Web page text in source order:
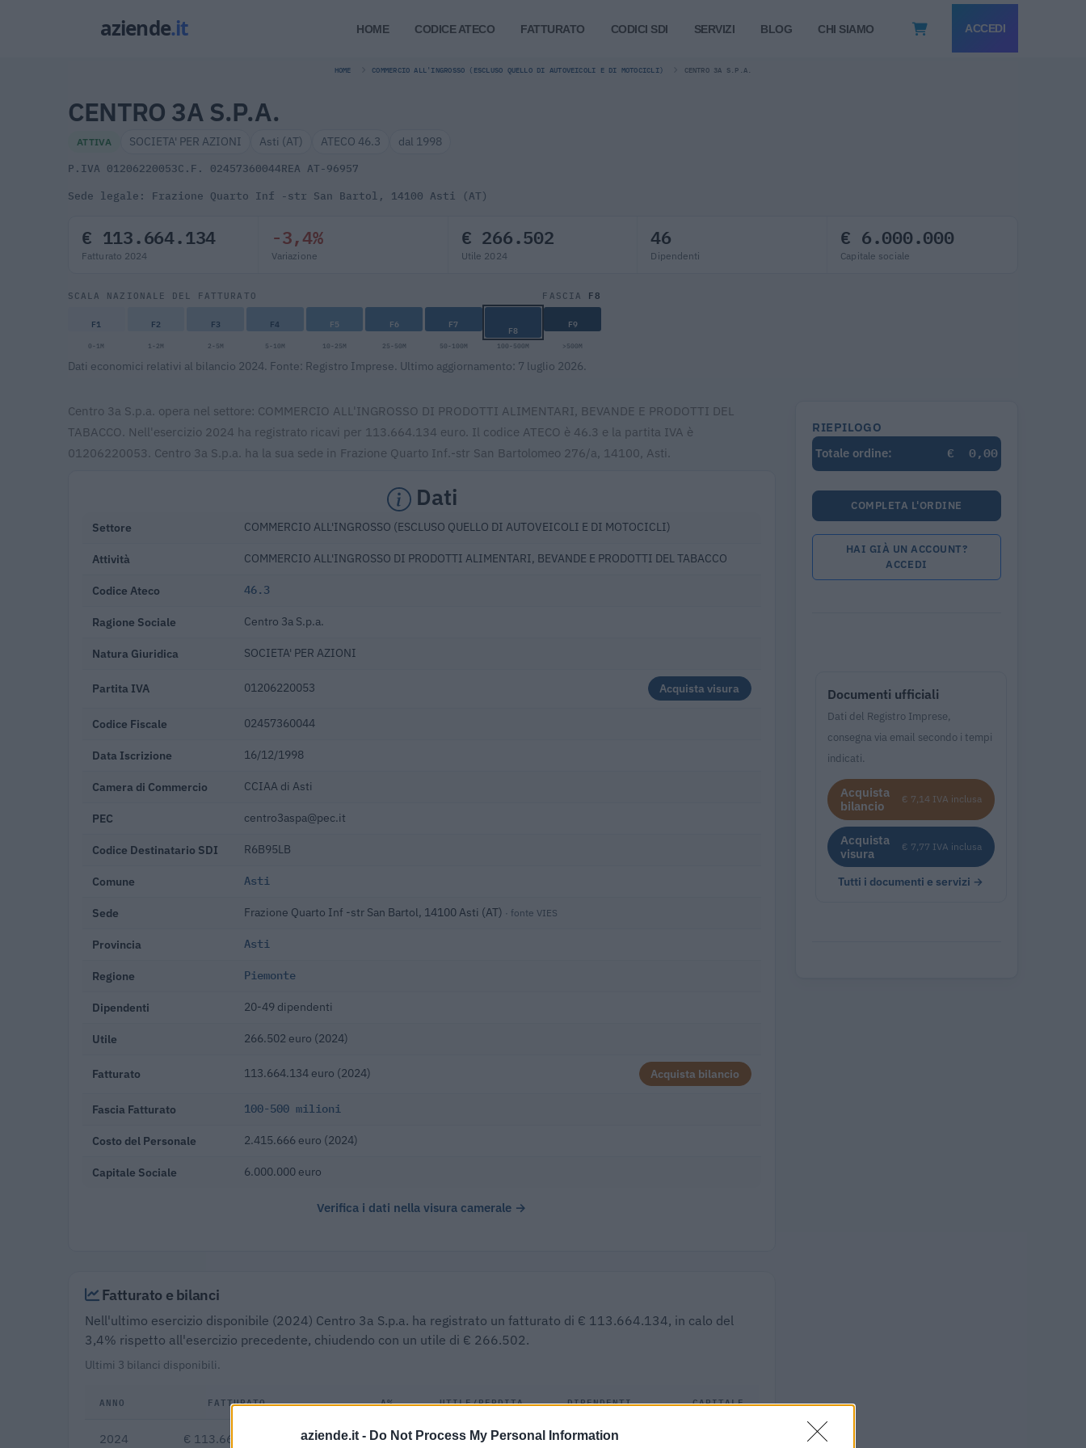
aziende.it - Do Not Process My Personal Information
HOME CODICE ATECO FATTURATO CODICI SDI SERVIZI BLOG CHI SIAMO ACCEDI
HOME COMMERCIO ALL'INGROSSO (ESCLUSO QUELLO DI AUTOVEICOLI E DI MOTOCICLI) CENTRO 3A S.P.A.
CENTRO 3A S.P.A.
ATTIVA SOCIETA' PER AZIONI Asti (AT) ATECO 46.3 dal 1998
P.IVA 01206220053C.F. 02457360044REA AT-96957
Sede legale: Frazione Quarto Inf -str San Bartol, 14100 Asti (AT)
€ 113.664.134
Fatturato 2024
-3,4%
Variazione
€ 266.502
Utile 2024
46
Dipendenti
€ 6.000.000
Capitale sociale
SCALA NAZIONALE DEL FATTURATO FASCIA F8
F1 F2 F3 F4 F5 F6 F7 F8 F9
0-1M 1-2M 2-5M 5-10M 10-25M 25-50M 50-100M 100-500M >500M
Dati economici relativi al bilancio 2024. Fonte: Registro Imprese. Ultimo aggiornamento: 7 luglio 2026.
Centro 3a S.p.a. opera nel settore: COMMERCIO ALL'INGROSSO DI PRODOTTI ALIMENTARI, BEVANDE E PRODOTTI DEL
TABACCO. Nell'esercizio 2024 ha registrato ricavi per 113.664.134 euro. Il codice ATECO è 46.3 e la partita IVA è
01206220053. Centro 3a S.p.a. ha la sua sede in Frazione Quarto Inf.-str San Bartolomeo 276/a, 14100, Asti.
Dati
Settore COMMERCIO ALL'INGROSSO (ESCLUSO QUELLO DI AUTOVEICOLI E DI MOTOCICLI)
Attività COMMERCIO ALL'INGROSSO DI PRODOTTI ALIMENTARI, BEVANDE E PRODOTTI DEL TABACCO
Codice Ateco 46.3
Ragione Sociale Centro 3a S.p.a.
Natura Giuridica SOCIETA' PER AZIONI
Partita IVA 01206220053 Acquista visura
Codice Fiscale 02457360044
Data Iscrizione 16/12/1998
Camera di Commercio CCIAA di Asti
PEC centro3aspa@pec.it
Codice Destinatario SDI R6B95LB
Comune Asti
Sede Frazione Quarto Inf -str San Bartol, 14100 Asti (AT) · fonte VIES
Provincia Asti
Regione Piemonte
Dipendenti 20-49 dipendenti
Utile 266.502 euro (2024)
Fatturato 113.664.134 euro (2024) Acquista bilancio
Fascia Fatturato 100-500 milioni
Costo del Personale 2.415.666 euro (2024)
Capitale Sociale 6.000.000 euro
Verifica i dati nella visura camerale →
Fatturato e bilanci
Nell'ultimo esercizio disponibile (2024) Centro 3a S.p.a. ha registrato un fatturato di € 113.664.134, in calo del
3,4% rispetto all'esercizio precedente, chiudendo con un utile di € 266.502.
Ultimi 3 bilanci disponibili.
ANNO FATTURATO Δ% UTILE/PERDITA DIPENDENTI CAPITALE
2024 € 113.664.134 -3,4% € 266.502 46
RIEPILOGO
Totale ordine:
€ 0,00
COMPLETA L'ORDINE
HAI GIÀ UN ACCOUNT?
ACCEDI
Documenti ufficiali
Dati del Registro Imprese,
consegna via email secondo i tempi
indicati.
Acquista
bilancio
€ 7,14 IVA inclusa
Acquista
visura
€ 7,77 IVA inclusa
Tutti i documenti e servizi →